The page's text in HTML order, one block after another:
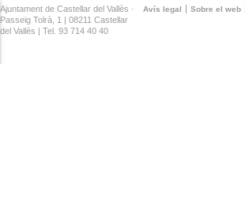
Avís legal Sobre el web
Ajuntament de Castellar del Vallès ·
Passeig Tolrà, 1 | 08211 Castellar
del Vallès | Tel. 93 714 40 40